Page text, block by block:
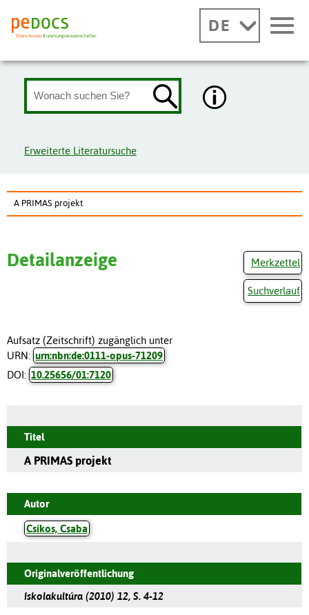
DE
Erweiterte Literatursuche
A PRIMAS projekt
Merkzettel
Suchverlauf
Detailanzeige
Aufsatz (Zeitschrift) zugänglich unter
URN: urn:nbn:de:0111-opus-71209
DOI: 10.25656/01:7120
Titel
A PRIMAS projekt
Autor
Csíkos, Csaba
Originalveröffentlichung
Iskolakultúra (2010) 12, S. 4-12